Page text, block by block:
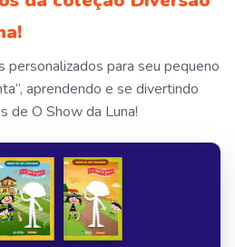
para seu pequeno
aprendendo e se divertindo
de O Show da Luna!